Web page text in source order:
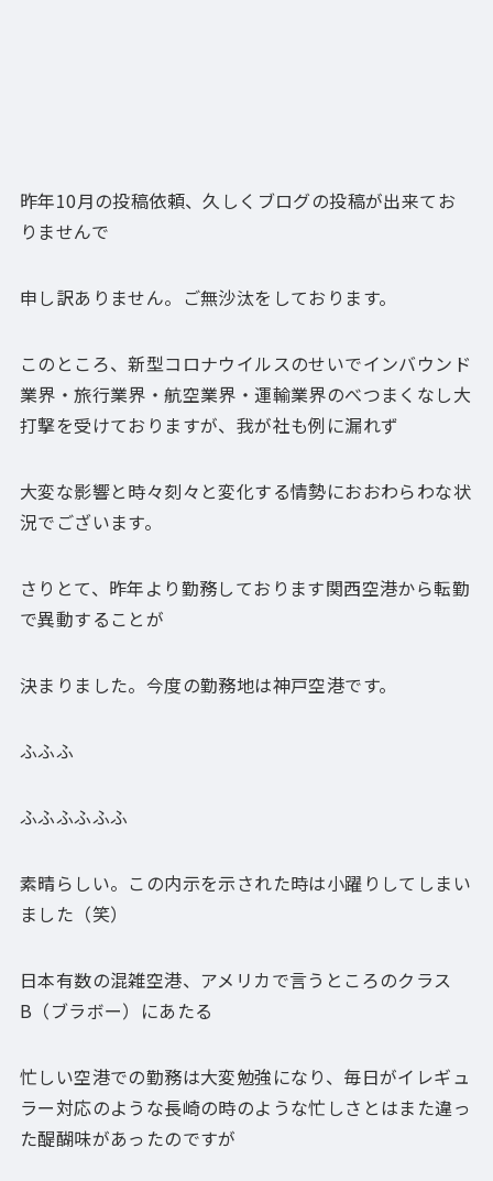
昨年10月の投稿依頼、久しくブログの投稿が出来てお
りませんで
申し訳ありません。ご無沙汰をしております。
このところ、新型コロナウイルスのせいでインバウンド
業界・旅行業界・航空業界・運輸業界のべつまくなし大
打撃を受けておりますが、我が社も例に漏れず
大変な影響と時々刻々と変化する情勢におおわらわな状
況でございます。
さりとて、昨年より勤務しております関西空港から転勤
で異動することが
決まりました。今度の勤務地は神戸空港です。
ふふふ
ふふふふふふ
素晴らしい。この内示を示された時は小躍りしてしまい
ました（笑）
日本有数の混雑空港、アメリカで言うところのクラス
B（ブラボー）にあたる
忙しい空港での勤務は大変勉強になり、毎日がイレギュ
ラー対応のような長崎の時のような忙しさとはまた違っ
た醍醐味があったのですが